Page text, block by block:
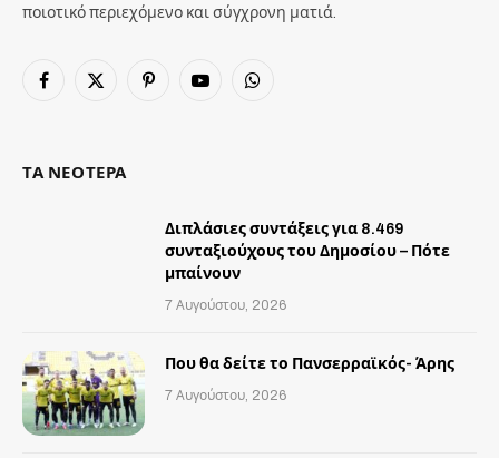
ποιοτικό περιεχόμενο και σύγχρονη ματιά.
Facebook
X
PinterestYouTubeWhatsApp
ΤΑ ΝΕΟΤΕΡΑ
Διπλάσιες συντάξεις για 8.469
συνταξιούχους του Δημοσίου – Πότε
μπαίνουν
7 Αυγούστου, 2026
Που θα δείτε το Πανσερραϊκός- Άρης
7 Αυγούστου, 2026